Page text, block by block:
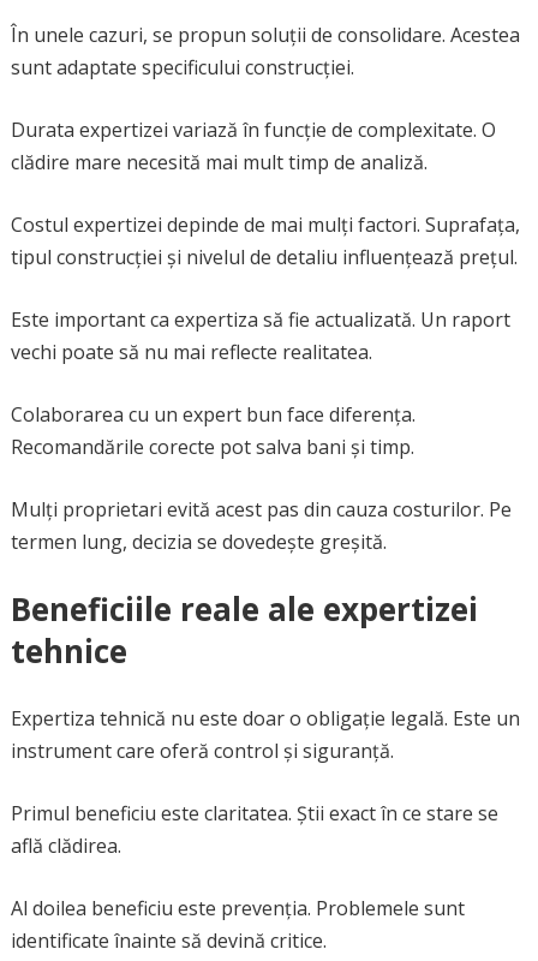
În unele cazuri, se propun soluții de consolidare. Acestea
sunt adaptate specificului construcției.
Durata expertizei variază în funcție de complexitate. O
clădire mare necesită mai mult timp de analiză.
Costul expertizei depinde de mai mulți factori. Suprafața,
tipul construcției și nivelul de detaliu influențează prețul.
Este important ca expertiza să fie actualizată. Un raport
vechi poate să nu mai reflecte realitatea.
Colaborarea cu un expert bun face diferența.
Recomandările corecte pot salva bani și timp.
Mulți proprietari evită acest pas din cauza costurilor. Pe
termen lung, decizia se dovedește greșită.
Beneficiile reale ale expertizei
tehnice
Expertiza tehnică nu este doar o obligație legală. Este un
instrument care oferă control și siguranță.
Primul beneficiu este claritatea. Știi exact în ce stare se
află clădirea.
Al doilea beneficiu este prevenția. Problemele sunt
identificate înainte să devină critice.